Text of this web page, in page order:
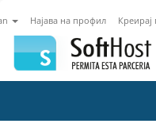
Најава на профил